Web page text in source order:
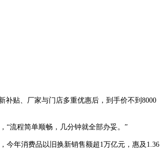
贴、厂家与门店多重优惠后，到手价不到8000
“流程简单顺畅，几分钟就全部办妥。”
年消费品以旧换新销售额超1万亿元，惠及1.36